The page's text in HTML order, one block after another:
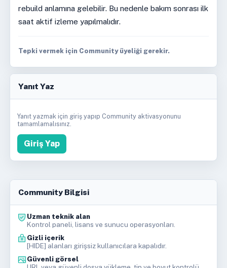
rebuild anlamına gelebilir. Bu nedenle bakım sonrası ilk
saat aktif izleme yapılmalıdır.
Tepki vermek için Community üyeliği gerekir.
Yanıt Yaz
Yanıt yazmak için giriş yapıp Community aktivasyonunu
tamamlamalısınız.
Giriş Yap
Community Bilgisi
Uzman teknik alan
Kontrol paneli, lisans ve sunucu operasyonları.
Gizli içerik
[HIDE] alanları girişsiz kullanıcılara kapalıdır.
Güvenli görsel